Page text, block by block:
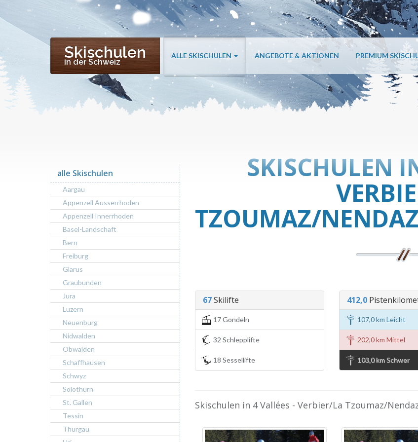
Skischulen
in der Schweiz
ALLE SKISCHULEN ANGEBOTE & AKTIONEN PREMIUM
SKISCHULEN
TZOUMAZ/
67Skilifte
17 Gondeln
32 Schlepplifte
18 Sessellifte
412,0
107,0 km Leicht
202,0 km Mittel
103,0 km Schwer
Skischulen in 4 Vallées - Verbier/La Tzoumaz/
alle Skischulen
Aargau
Appenzell Ausserrhoden
Appenzell Innerrhoden
Basel-Landschaft
Bern
Freiburg
Glarus
Graubunden
Jura
Luzern
Neuenburg
Nidwalden
Obwalden
Schaffhausen
Schwyz
Solothurn
St. Gallen
Tessin
Thurgau